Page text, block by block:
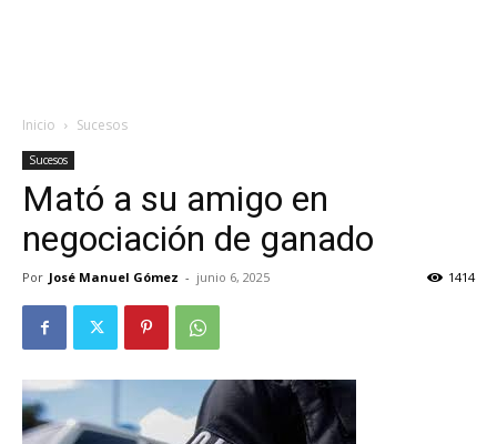
Inicio Sucesos
Sucesos
Mató a su amigo en
negociación de ganado
Por José Manuel Gómez - junio 6, 2025 1414